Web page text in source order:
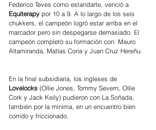
Federico Teves como estandarte, venció a
Equiterapy por 10 a 9. A lo largo de los seis
chukkers, el campeón logró estar arriba en el
marcador pero sin despegarse demasiado. El
campeón completó su formación con: Mauro
Altamiranda, Matías Coria y Juan Cruz Hereñu.
En la final subsidiaria, los ingleses de
Lovelocks (Ollie Jones, Tommy Severn, Ollie
Cork y Jack Keily) pudieron con La Soñada,
también por la mínima, en un encuentro bien
corrido y friccionado.